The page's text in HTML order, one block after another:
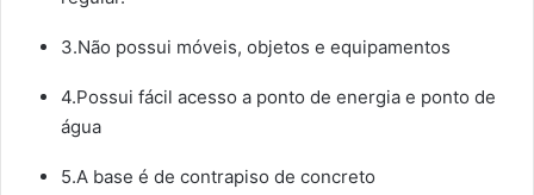
3.Não possui móveis, objetos e equipamentos
4.Possui fácil acesso a ponto de energia e ponto de
água
5.A base é de contrapiso de concreto